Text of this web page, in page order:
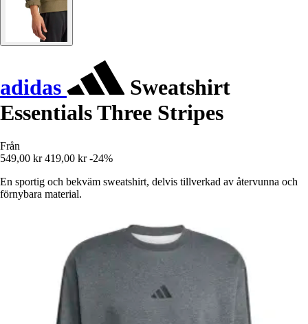
adidas
Sweatshirt
Essentials Three Stripes
Från
549,00 kr 419,00 kr -24%
En sportig och bekväm sweatshirt, delvis tillverkad av återvunna och
förnybara material.